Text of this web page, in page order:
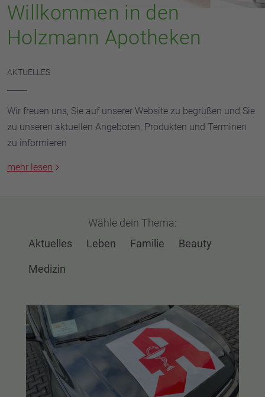
Willkommen in den
Holzmann Apotheken
AKTUELLES
Wir freuen uns, Sie auf unserer Website zu begrüßen und Sie
zu unseren aktuellen Angeboten, Produkten und Terminen
zu informieren
mehr lesen
Wähle dein Thema:
Aktuelles
Leben Familie Beauty
Medizin